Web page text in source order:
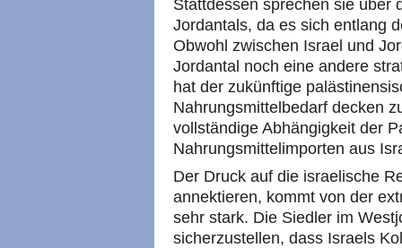
Stattdessen sprechen sie über
Jordantals, da es sich entlang
Obwohl zwischen Israel und
Jordantal noch eine andere
hat der zukünftige
Nahrungsmittelbedarf decken
vollständige Abhängigkeit der
Nahrungsmittelimporten aus
Der Druck auf die israelische
annektieren, kommt von der
sehr stark. Die Siedler im
sicherzustellen, dass Israels